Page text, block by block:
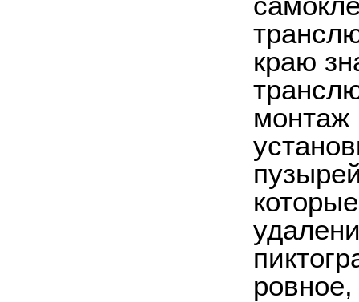
краю
монтаж